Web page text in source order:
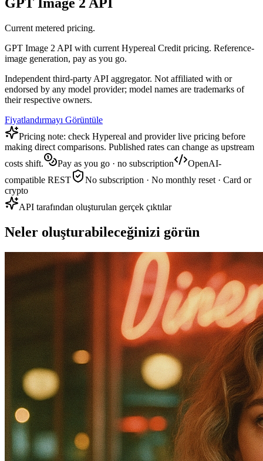
GPT Image 2 API
Current metered pricing.
GPT Image 2 API with current Hypereal Credit pricing. Reference-
image generation, pay as you go.
Independent third-party API aggregator. Not affiliated with or
endorsed by any model provider; model names are trademarks of
their respective owners.
Fiyatlandırmayı Görüntüle
Pricing note: check Hypereal and provider live pricing before
making direct comparisons. Published rates can change as upstream
costs shift.
Pay as you go · no subscription
OpenAI-
compatible REST
No subscription · No monthly reset · Card or
crypto
API tarafından oluşturulan gerçek çıktılar
Neler oluşturabileceğinizi görün